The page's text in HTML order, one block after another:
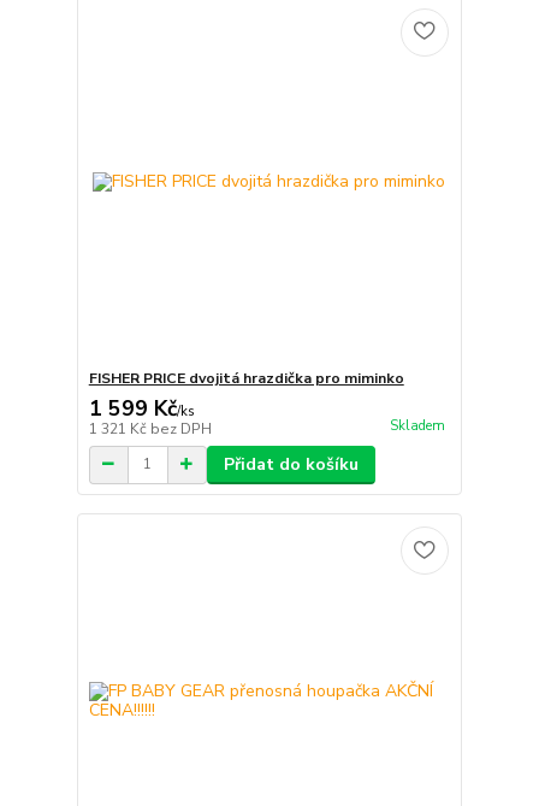
FISHER PRICE dvojitá hrazdička pro miminko
1 599 Kč/ks
1 321 Kč bez DPH Skladem
Přidat do košíku